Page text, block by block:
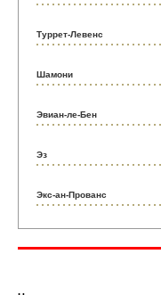
Туррет-Левенс
Шамони
Эвиан-ле-Бен
Эз
Экс-ан-Прованс